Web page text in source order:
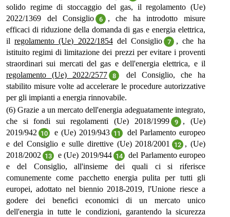
solido regime di stoccaggio del gas, il regolamento (Ue)
2022/1369 del Consiglio
6
, che ha introdotto misure
efficaci di riduzione della domanda di gas e energia elettrica,
ilregolamento (Ue) 2022/1854del Consiglio 7
, che ha
istituito regimi di limitazione dei prezzi per evitare i proventi
straordinari sui mercati del gas e dell'energia elettrica, e il
regolamento (Ue) 2022/2577
8
del Consiglio, che ha
stabilito misure volte ad accelerare le procedure autorizzative
per gli impianti a energia rinnovabile.
(6) Grazie a un mercato dell'energia adeguatamente integrato,
che si fondi sui regolamenti (Ue) 2018/1999
9
, (Ue)
2019/942 10 e (Ue) 2019/943 11
del Parlamento europeo
e del Consiglio e sulle direttive (Ue) 2018/2001
12 , (Ue)
2018/2002 13 e (Ue) 2019/944 14
del Parlamento europeo
e del Consiglio, all'insieme dei quali ci si riferisce
comunemente come pacchetto energia pulita per tutti gli
europei, adottato nel biennio 2018-2019, l'Unione riesce a
godere dei benefici economici di un mercato unico
dell'energia in tutte le condizioni, garantendo la sicurezza